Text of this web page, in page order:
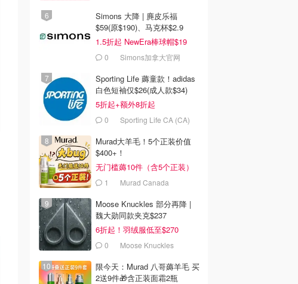
Simons 大降 | 麂皮乐福
$59(原$190)、马克杯$2.9
1.5折起 NewEra棒球帽$19
0 Simons加拿大官网
Sporting Life 薅童款！adidas
白色短袖仅$26(成人款$34)
5折起+额外8折起
0 Sporting Life CA (CA)
Murad大羊毛！5个正装价值
$400+！
无门槛薅10件（含5个正装）
1 Murad Canada
Moose Knuckles 部分再降 |
魏大勋同款夹克$237
6折起！羽绒服低至$270
0 Moose Knuckles
限今天：Murad 八哥薅羊毛 买
2送9件🎁含正装面霜2瓶